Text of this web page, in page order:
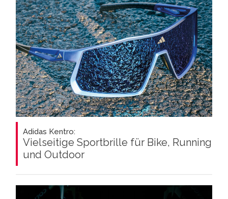
Adidas Kentro:
Vielseitige Sportbrille für Bike, Running
und Outdoor